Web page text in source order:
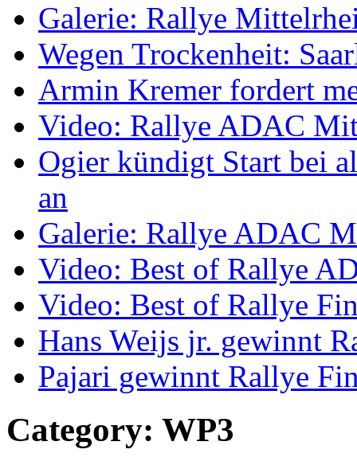
Galerie: Rallye
Wegen Trockenheit:
Armin Kremer fordert
Video: Rallye ADAC
Ogier kündigt Start bei
an
Galerie: Rallye ADAC
Video: Best of Rallye
Video: Best of Rallye
Hans Weijs jr. gewinnt
Pajari gewinnt Rallye
Category: WP3